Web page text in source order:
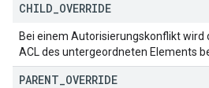
CHILD OVERRIDE
Bei einem Autorisierungskonflikt
ACL des untergeordneten Elements
PARENT OVERRIDE